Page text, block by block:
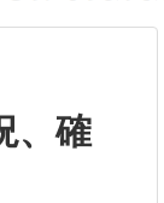
、確